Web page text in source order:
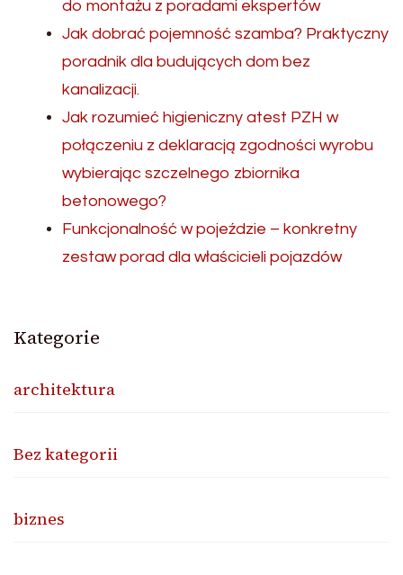
do montażu z poradami ekspertów
Jak dobrać pojemność szamba? Praktyczny
poradnik dla budujących dom bez
kanalizacji.
Jak rozumieć higieniczny atest PZH w
połączeniu z deklaracją zgodności wyrobu
wybierając szczelnego zbiornika
betonowego?
Funkcjonalność w pojeździe – konkretny
zestaw porad dla właścicieli pojazdów
Kategorie
architektura
Bez kategorii
biznes